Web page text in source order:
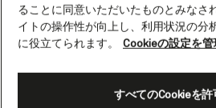
クルーズを表
ることに同意いただいたものとみなさ
イトの操作性が向上し、利用状況の分
に役立てられます。
Cookieの設定を管
すべてのCookieを許